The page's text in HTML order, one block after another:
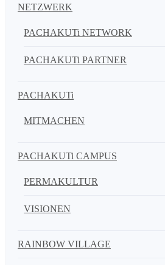
NETZWERK
PACHAKUTi NETWORK
PACHAKUTi PARTNER
PACHAKUTi
MITMACHEN
PACHAKUTi CAMPUS
PERMAKULTUR
VISIONEN
RAINBOW VILLAGE